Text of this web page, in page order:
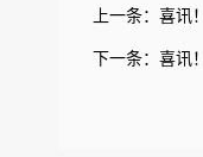
上一条： 喜讯
下一条： 喜讯